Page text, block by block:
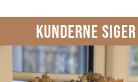
KUNDERNE